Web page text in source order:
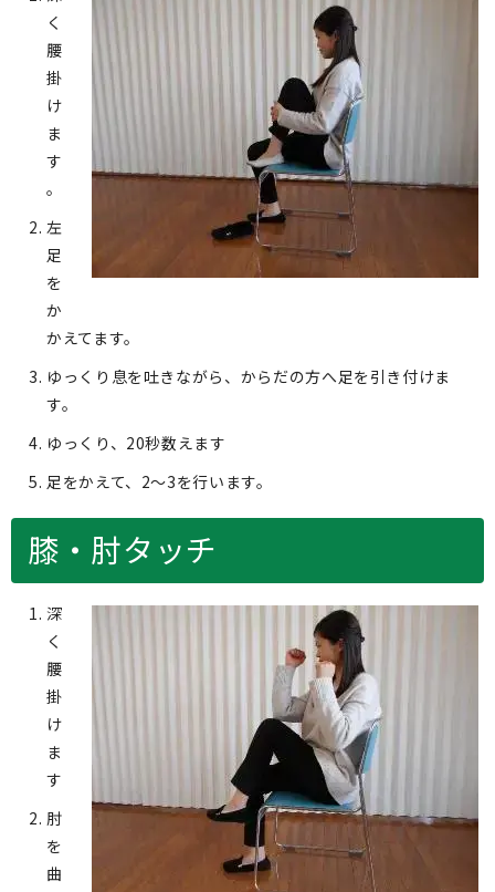
く
腰
掛
け
ま
す
。
左
足
を
か
かえてます。
ゆっくり息を吐きながら、からだの方へ足を引き付けま
す。
ゆっくり、20秒数えます
足をかえて、2～3を行います。
膝・肘タッチ
深
く
腰
掛
け
ま
す
肘
を
曲